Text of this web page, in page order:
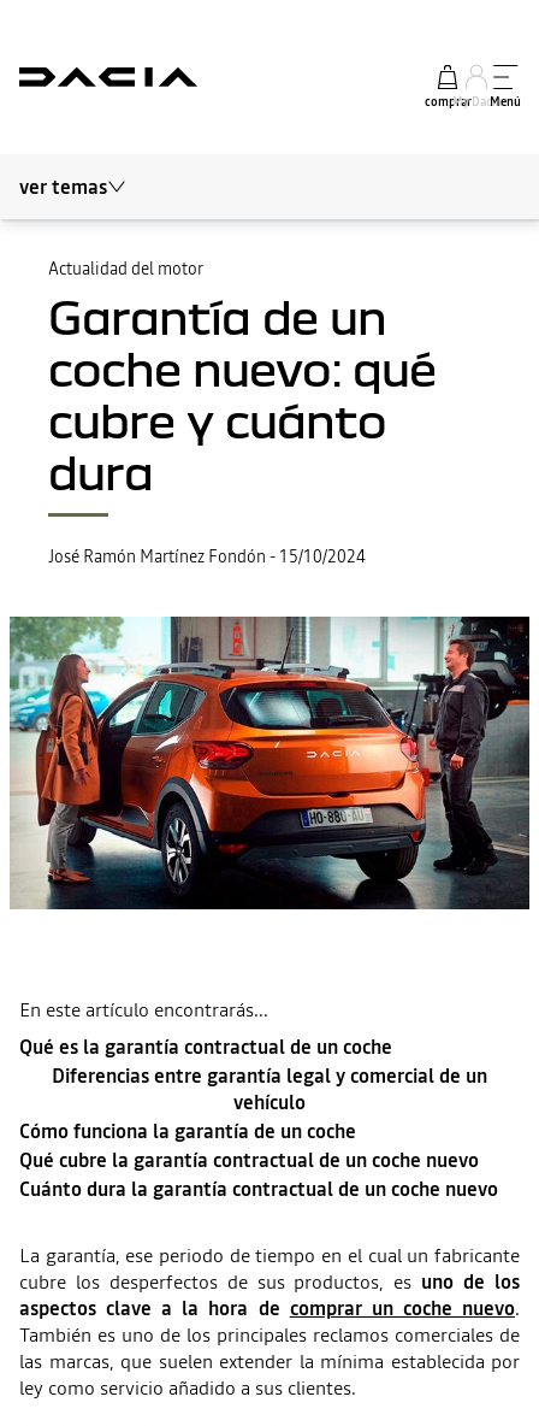
comprarMy DaciaMenú
ver temas
Blog Dacia
Sobre Dacia
Actualidad del motor
Seguridad y consejos
Los expertos opinan
Actualidad del motor
Garantía de un
coche nuevo: qué
cubre y cuánto
dura
José Ramón Martínez Fondón - 15/10/2024
En este artículo encontrarás...
Qué es la garantía contractual de un coche
Diferencias entre garantía legal y comercial de un
vehículo
Cómo funciona la garantía de un coche
Qué cubre la garantía contractual de un coche nuevo
Cuánto dura la garantía contractual de un coche nuevo
La garantía, ese periodo de tiempo en el cual un fabricante
cubre los desperfectos de sus productos, es uno de los
aspectos clave a la hora de comprar un coche nuevo.
También es uno de los principales reclamos comerciales de
las marcas, que suelen extender la mínima establecida por
ley como servicio añadido a sus clientes.